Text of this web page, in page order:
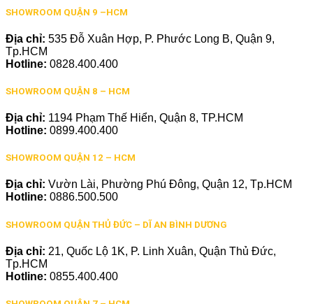
SHOWROOM QUẬN 9 –HCM
Địa chỉ: 535 Đỗ Xuân Hợp, P. Phước Long B, Quận 9,
Tp.HCM
Hotline: 0828.400.400
SHOWROOM QUẬN 8 – HCM
Địa chỉ: 1194 Phạm Thế Hiển, Quận 8, TP.HCM
Hotline: 0899.400.400
SHOWROOM QUẬN 12 – HCM
Địa chỉ: Vườn Lài, Phường Phú Đông, Quận 12, Tp.HCM
Hotline: 0886.500.500
SHOWROOM QUẬN THỦ ĐỨC – DĨ AN BÌNH DƯƠNG
Địa chỉ: 21, Quốc Lộ 1K, P. Linh Xuân, Quận Thủ Đức,
Tp.HCM
Hotline: 0855.400.400